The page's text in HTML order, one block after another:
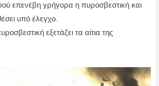
επενέβη γρήγορα η πυροσβεστική και
υπό έλεγχο.
εξετάζει τα αίτια της